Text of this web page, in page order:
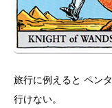
旅行に例えると ペン
行けない。